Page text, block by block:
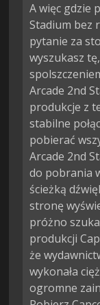
A więc gdzie
Stadium bez
pytanie za
wyszukasz
Arcade 2nd
produkcje z
stabilne
pobierać
Arcade 2nd
do pobrania
ścieżką
stronę
próżno
produkcji
że
wykonała
ogromne